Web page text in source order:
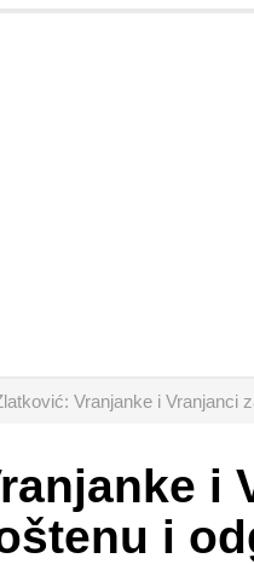
Vranjanke i Vranjanci
i
i